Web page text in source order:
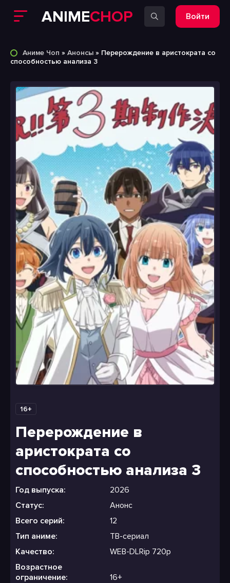
ANIMECHOP Войти
Аниме Чоп » Анонсы » Перерождение в аристократа со
способностью анализа 3
16+
Перерождение в
аристократа со
способностью анализа 3
Год выпуска:
2026
Статус:
Анонс
Всего серий:
12
Тип аниме:
ТВ-сериал
Качество:
WEB-DLRip 720p
Возрастное
ограничение:
16+